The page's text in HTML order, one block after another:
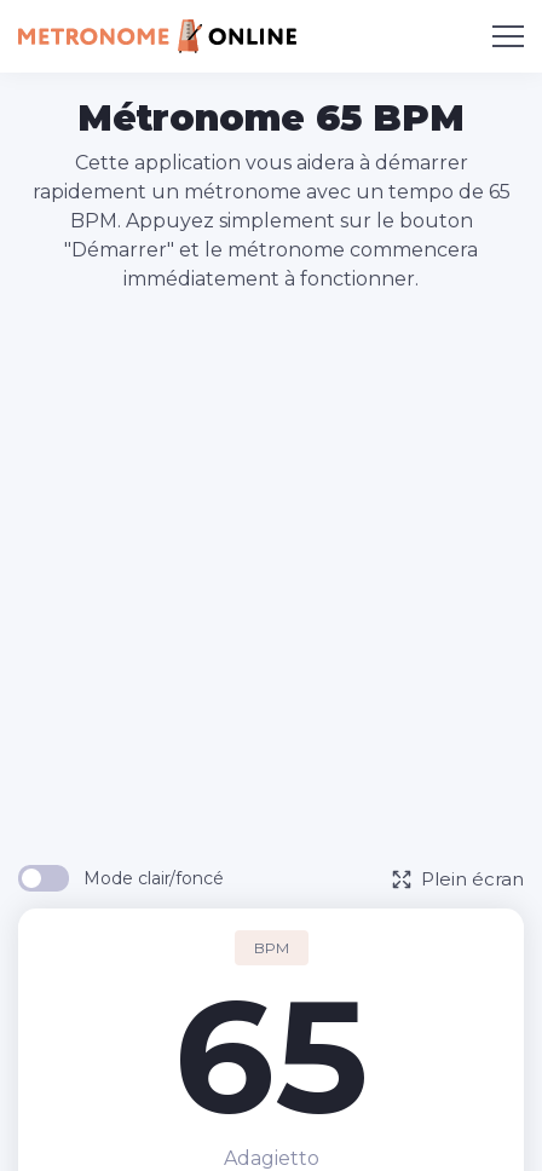
Métronome 65 BPM
Cette application vous aidera à démarrer
rapidement un métronome avec un tempo de 65
BPM. Appuyez simplement sur le bouton
"Démarrer" et le métronome commencera
immédiatement à fonctionner.
Mode clair/foncé Plein écran
BPM
65
Adagietto